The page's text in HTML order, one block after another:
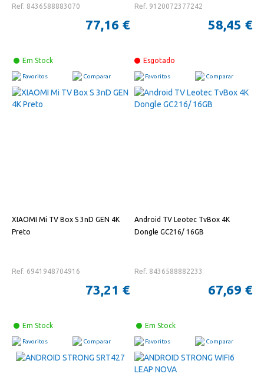
Ref. 8436588883070
77,16 €
Em Stock
Favoritos Comparar
Ref. 9120072377242
58,45 €
Esgotado
Favoritos Comparar
XIAOMI Mi TV Box S 3nD GEN 4K
Preto
Ref. 6941948704916
73,21 €
Em Stock
Favoritos Comparar
Android TV Leotec TvBox 4K
Dongle GC216/ 16GB
Ref. 8436588882233
67,69 €
Em Stock
Favoritos Comparar